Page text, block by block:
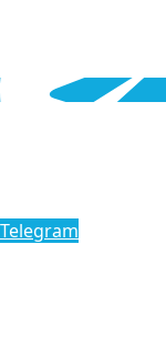
Telegram